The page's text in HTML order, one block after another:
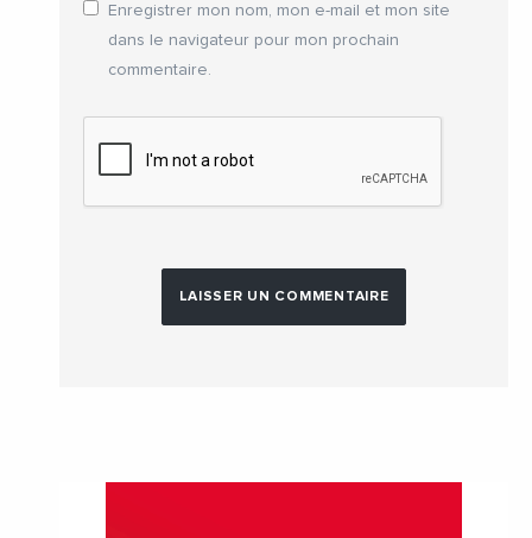
Enregistrer mon nom, mon e-mail et mon site
dans le navigateur pour mon prochain
commentaire.